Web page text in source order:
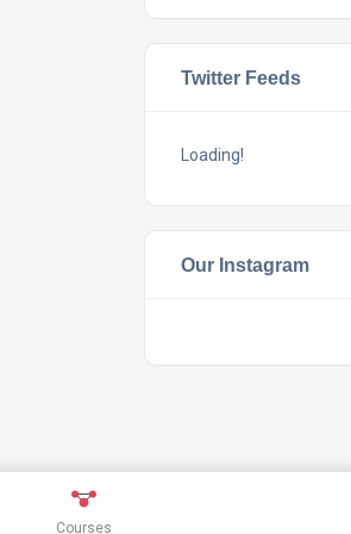
Twitter Feeds
Loading!
Our Instagram
Courses